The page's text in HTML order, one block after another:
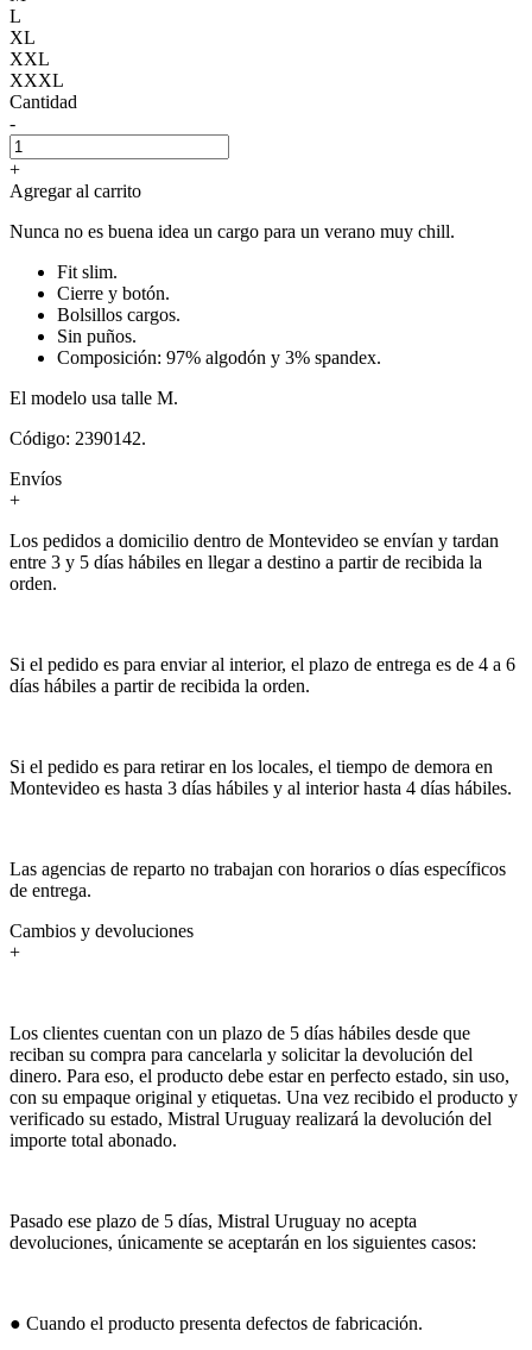
L
XL
XXL
XXXL
Cantidad
-
+
Agregar al carrito
Nunca no es buena idea un cargo para un verano muy chill.
Fit slim.
Cierre y botón.
Bolsillos cargos.
Sin puños.
Composición: 97% algodón y 3% spandex.
El modelo usa talle M.
Código: 2390142.
Envíos
+
Los pedidos a domicilio dentro de Montevideo se envían y tardan
entre 3 y 5 días hábiles en llegar a destino a partir de recibida la
orden.
Si el pedido es para enviar al interior, el plazo de entrega es de 4 a 6
días hábiles a partir de recibida la orden.
Si el pedido es para retirar en los locales, el tiempo de demora en
Montevideo es hasta 3 días hábiles y al interior hasta 4 días hábiles.
Las agencias de reparto no trabajan con horarios o días específicos
de entrega.
Cambios y devoluciones
+
Los clientes cuentan con un plazo de 5 días hábiles desde que
reciban su compra para cancelarla y solicitar la devolución del
dinero. Para eso, el producto debe estar en perfecto estado, sin uso,
con su empaque original y etiquetas. Una vez recibido el producto y
verificado su estado, Mistral Uruguay realizará la devolución del
importe total abonado.
Pasado ese plazo de 5 días, Mistral Uruguay no acepta
devoluciones, únicamente se aceptarán en los siguientes casos:
● Cuando el producto presenta defectos de fabricación.